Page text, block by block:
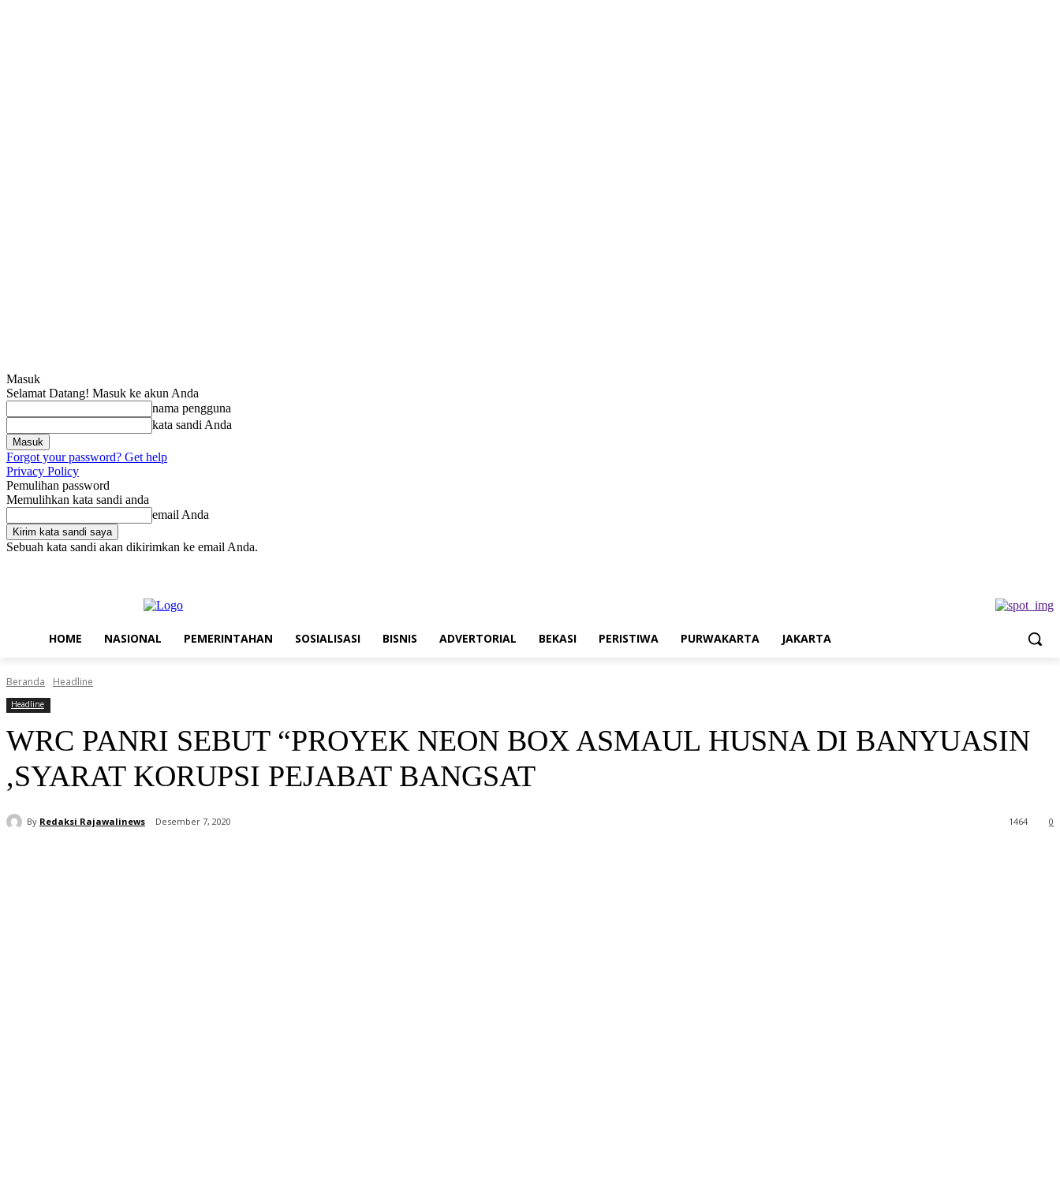
Masuk
Selamat Datang! Masuk ke akun Anda
nama pengguna
kata sandi Anda
Forgot your password? Get help
Privacy Policy
Pemulihan password
Memulihkan kata sandi anda
email Anda
Sebuah kata sandi akan dikirimkan ke email Anda.
HOME NASIONAL PEMERINTAHAN SOSIALISASI BISNIS ADVERTORIAL BEKASI PERISTIWA PURWAKARTA JAKARTA
Beranda Headline
Headline
WRC PANRI SEBUT “PROYEK NEON BOX ASMAUL HUSNA DI BANYUASIN
,SYARAT KORUPSI PEJABAT BANGSAT
By Redaksi Rajawalinews Desember 7, 2020 0
1464